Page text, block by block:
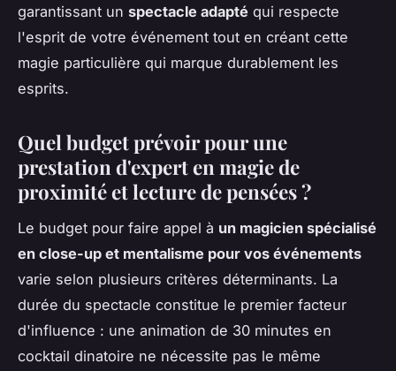
garantissant un spectacle adapté qui respecte
l'esprit de votre événement tout en créant cette
magie particulière qui marque durablement les
esprits.
Quel budget prévoir pour une
prestation d'expert en magie de
proximité et lecture de pensées ?
Le budget pour faire appel à un magicien spécialisé
en close-up et mentalisme pour vos événements
varie selon plusieurs critères déterminants. La
durée du spectacle constitue le premier facteur
d'influence : une animation de 30 minutes en
cocktail dinatoire ne nécessite pas le même